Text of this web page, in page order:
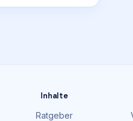
Inhalte
Ratgeber